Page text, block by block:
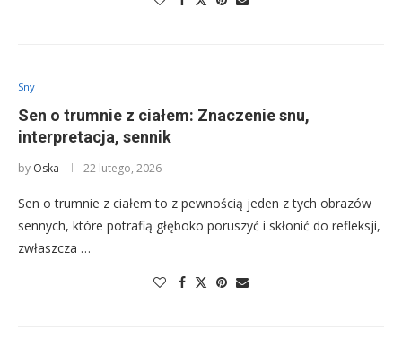
Sny
Sen o trumnie z ciałem: Znaczenie snu,
interpretacja, sennik
by Oska 22 lutego, 2026
Sen o trumnie z ciałem to z pewnością jeden z tych obrazów
sennych, które potrafią głęboko poruszyć i skłonić do refleksji,
zwłaszcza …